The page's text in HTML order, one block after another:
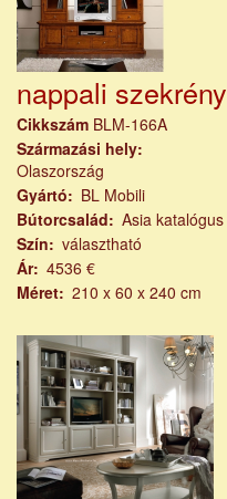
nappali szekrény
Cikkszám BLM-166A
Származási hely
Olaszország
Gyártó
BL Mobili
Bútorcsalád
Asia katalógus
Szín
választható
Ár 4536 €
Méret 210 x 60 x 240 cm